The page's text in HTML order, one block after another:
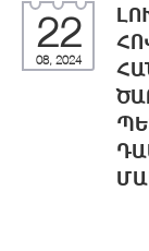
22
08, 2024